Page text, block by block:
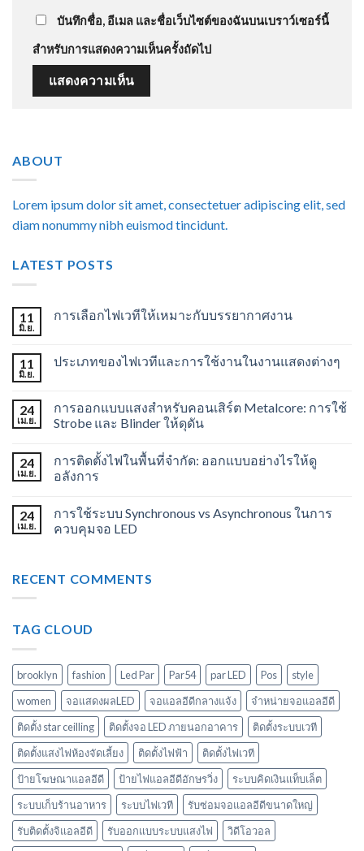
บันทึกชื่อ, อีเมล และชื่อเว็บไซต์ของฉันบนเบราว์เซอร์นี้
สำหรับการแสดงความเห็นครั้งถัดไป
ABOUT
Lorem ipsum dolor sit amet, consectetuer adipiscing elit, sed
diam nonummy nibh euismod tincidunt.
LATEST POSTS
11
มิ.ย.
การเลือกไฟเวทีให้เหมาะกับบรรยากาศงาน
11
มิ.ย.
ประเภทของไฟเวทีและการใช้งานในงานแสดงต่างๆ
24
เม.ย.
การออกแบบแสงสำหรับคอนเสิร์ต Metalcore: การใช้
Strobe และ Blinder ให้ดุดัน
24
เม.ย.
การติดตั้งไฟในพื้นที่จำกัด: ออกแบบอย่างไรให้ดู
อลังการ
24
เม.ย.
การใช้ระบบ Synchronous vs Asynchronous ในการ
ควบคุมจอ LED
RECENT COMMENTS
TAG CLOUD
brooklyn fashion Led Par Par54 par LED Pos
style
women
จอแสดงผลLED จอแอลอีดีกลางแจ้ง
จำหน่ายจอแอลอีดี
ติดตั้ง star ceilling
ติดตั้งจอ LED ภายนอกอาคาร
ติดตั้งระบบเวที
ติดตั้งแสงไฟห้องจัดเลี้ยง
ติดตั้งไฟฟ้า
ติดตั้งไฟเวที
ป้ายโฆษณาแอลอีดี
ป้ายไฟแอลอีดีอักษรวิ่ง
ระบบคิดเงินแท็บเล็ต
ระบบเก็บร้านอาหาร
ระบบไฟเวที
รับซ่อมจอแอลอีดีขนาดใหญ่
รับติดตั้งจิแอลอีดี
รับออกแบบระบบแสงไฟ
วิดีโอวอล